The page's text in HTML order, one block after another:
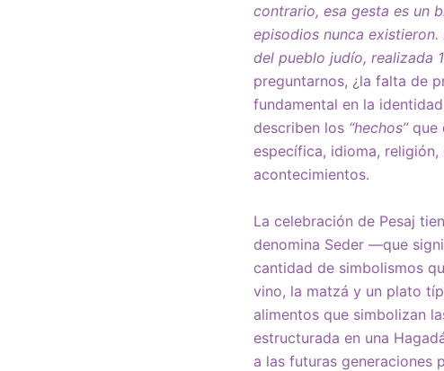
contrario, esa gesta es un
episodios nunca
del pueblo judío, realizada
preguntarnos, ¿la falta de
fundamental en la
describen los “hechos”que
específica, idioma,
acontecimientos.
La celebración de Pesaj
denomina Seder —que
cantidad de simbolismos
vino, la matzá y un plato
alimentos que simbolizan
estructurada en una
a las futuras generaciones